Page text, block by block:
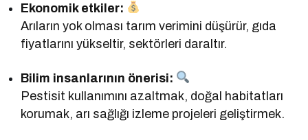
Ekonomik etkiler:
Arıların yok olması tarım verimini düşürür, gıda
fiyatlarını yükseltir, sektörleri daraltır.
Bilim insanlarının önerisi:
Pestisit kullanımını azaltmak, doğal habitatları
korumak, arı sağlığı izleme projeleri geliştirmek.